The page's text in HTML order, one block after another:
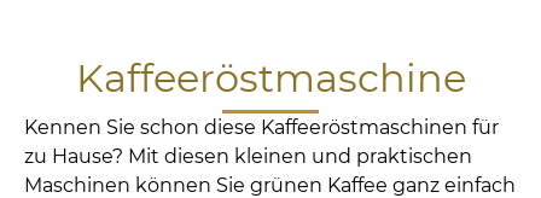
Kaffeeröstmaschine
Kennen Sie schon diese Kaffeeröstmaschinen für
zu Hause? Mit diesen kleinen und praktischen
Maschinen können Sie grünen Kaffee ganz einfach